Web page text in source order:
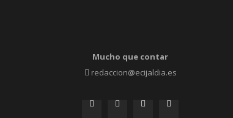
Mucho que contar
redaccion@ecijaldia.es